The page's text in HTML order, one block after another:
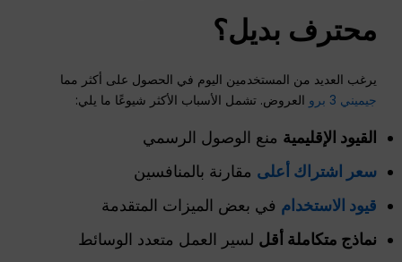
محترف بديل؟
يرغب العديد من المستخدمين اليوم في الحصول على أكثر مما
جيميني 3 برو
العروض. تشمل الأسباب الأكثر شيوعًا ما يلي:
القيود الإقليمية منع الوصول الرسمي
سعر اشتراك أعلى مقارنة بالمنافسين
قيود الاستخدام في بعض الميزات المتقدمة
نماذج متكاملة أقل لسير العمل متعدد الوسائط